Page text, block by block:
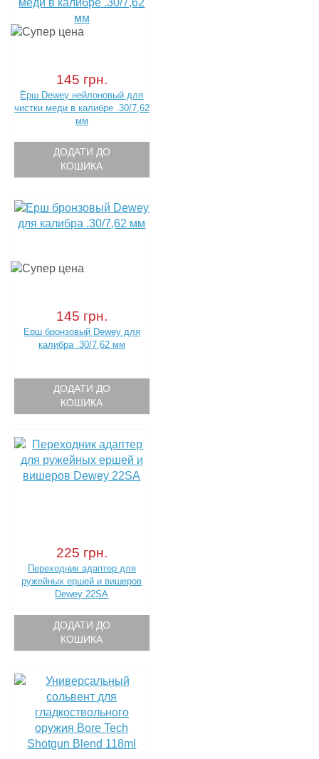
145 грн.
Ёрш Dewey нейлоновый для
чистки меди в калибре .30/7,62
мм
ДОДАТИ ДО
КОШИКА
145 грн.
Ерш бронзовый Dewey для
калибра .30/7,62 мм
ДОДАТИ ДО
КОШИКА
225 грн.
Переходник адаптер для
ружейных ершей и вишеров
Dewey 22SA
ДОДАТИ ДО
КОШИКА